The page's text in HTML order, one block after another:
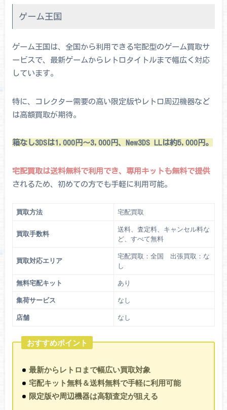
ゲーム王国
ゲーム王国は、全国から利用できる宅配型のゲーム買取サ
ービスで、最新ゲームからレトロタイトルまで幅広く対応
しています。
特に、コレクター需要の高い限定版やレトロ周辺機器など
は高額買取が期待。
箱なし3DSは1,000円～3,000円、New3DS LLは約5,000円。
宅配買取は送料無料で利用でき、専用キットも無料で提供
されるため、初めての方でも手軽に利用可能。
買取方法 宅配買取
買取手数料
送料、査定料、キャンセル料な
ど、すべて無料
買取対応エリア
宅配買取：全国 出張買取：な
し
無料宅配キット あり
集荷サービス なし
店舗 なし
おすすめポイント
最新からレトロまで幅広い買取対象
宅配キット無料＆送料無料で手軽に利用可能
限定版や周辺機器は高額査定が狙える